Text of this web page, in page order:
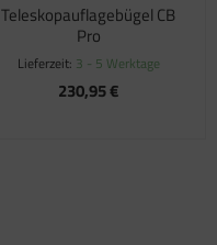
Teleskopauflagebügel CB
Pro
Lieferzeit: 3 - 5 Werktage
230,95 €